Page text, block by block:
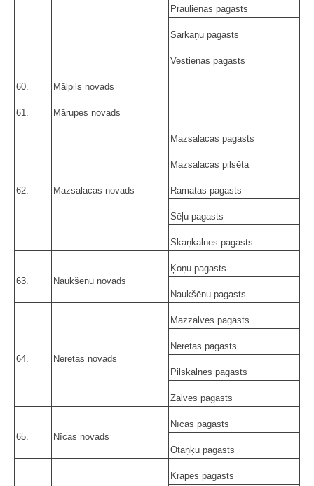
Praulienas pagasts
Sarkaņu pagasts
Vestienas pagasts
60. Mālpils novads
61. Mārupes novads
62. Mazsalacas novads
Mazsalacas pagasts
Mazsalacas pilsēta
Ramatas pagasts
Sēļu pagasts
Skaņkalnes pagasts
63. Naukšēnu novads
Ķoņu pagasts
Naukšēnu pagasts
64. Neretas novads
Mazzalves pagasts
Neretas pagasts
Pilskalnes pagasts
Zalves pagasts
65. Nīcas novads
Nīcas pagasts
Otaņķu pagasts
Krapes pagasts